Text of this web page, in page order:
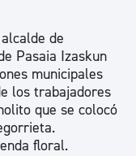
de
Pasaia Izaskun
municipales
los trabajadores
que se colocó
floral.